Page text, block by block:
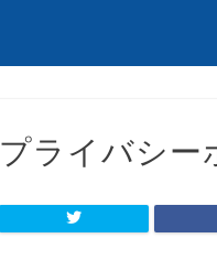
プライバシー